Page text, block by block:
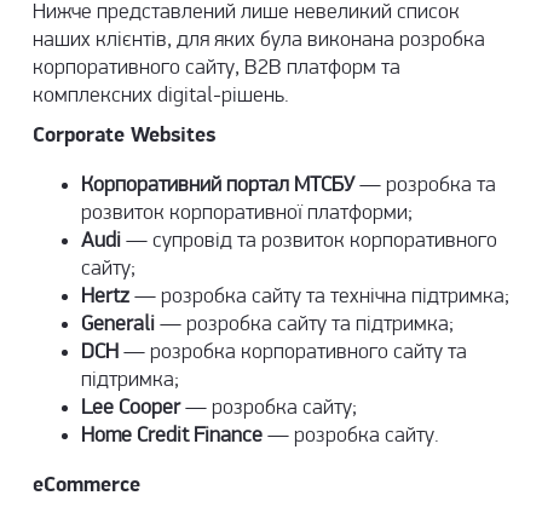
Нижче представлений лише невеликий список
наших клієнтів, для яких була виконана розробка
корпоративного сайту, B2B платформ та
комплексних digital-рішень.
Corporate Websites
Корпоративний портал МТСБУ— розробка та
розвиток корпоративної платформи;
Audi— супровід та розвиток корпоративного
сайту;
Hertz— розробка сайту та технічна підтримка;
Generali— розробка сайту та підтримка;
DCH— розробка корпоративного сайту та
підтримка;
Lee Cooper— розробка сайту;
Home Credit Finance— розробка сайту.
eCommerce